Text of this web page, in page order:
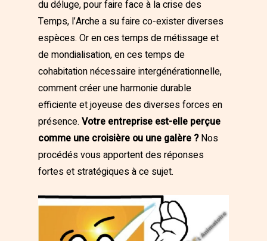
du déluge, pour faire face à la crise des
Temps, l’Arche a su faire co-exister diverses
espèces. Or en ces temps de métissage et
de mondialisation, en ces temps de
cohabitation nécessaire intergénérationnelle,
comment créer une harmonie durable
efficiente et joyeuse des diverses forces en
présence. Votre entreprise est-elle perçue
comme une croisière ou une galère ?Nos
procédés vous apportent des réponses
fortes et stratégiques à ce sujet.